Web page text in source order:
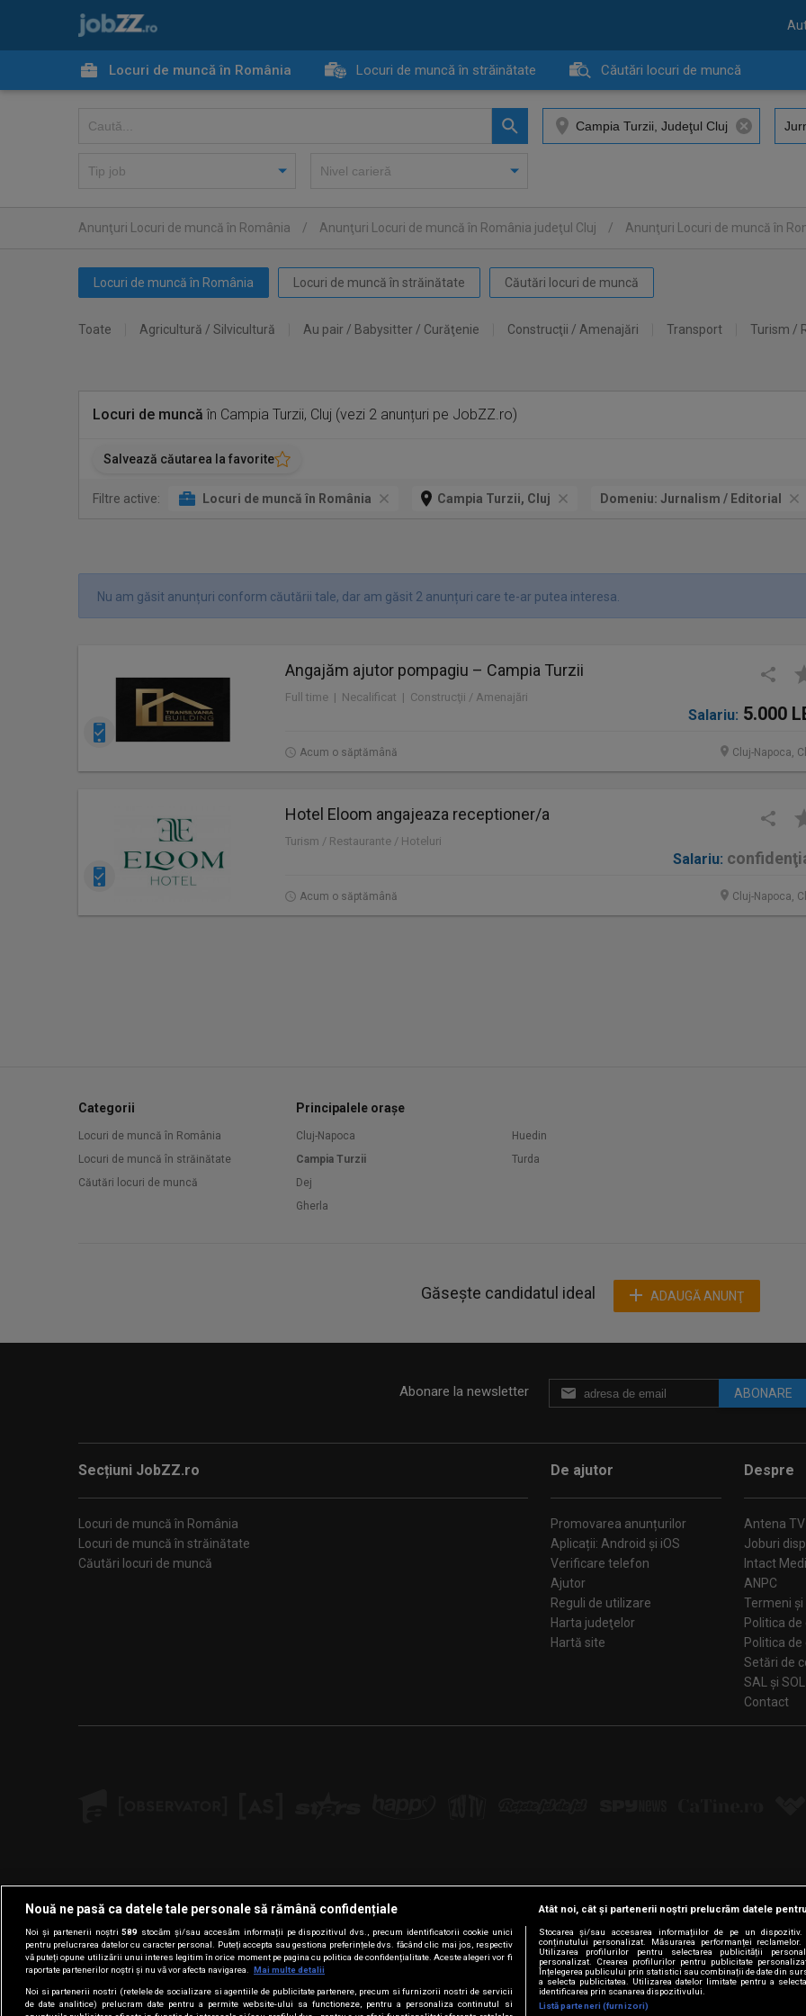
Locuri de muncă în România Locuri de muncă în străinătate Căutări locuri de muncă
Anunţuri Locuri de muncă în România / Anunţuri Locuri de muncă în România judeţul Cluj / Anunţuri Locuri de muncă în
Locuri de muncă în România Locuri de muncă în străinătate Căutări locuri de muncă
Toate Agricultură / Silvicultură Au pair / Babysitter / Curăţenie Construcţii / Amenajări Transport Turism /
Locuri de muncă în Campia Turzii, Cluj (vezi 2 anunțuri pe JobZZ.ro)
Salvează căutarea la favorite
Filtre active: Locuri de muncă în România Campia Turzii, Cluj Domeniu: Jurnalism / Editorial
Nu am găsit anunțuri conform căutării tale, dar am găsit 2 anunțuri care te-ar putea interesa.
Angajăm ajutor pompagiu – Campia Turzii
Full time | Necalificat | Construcţii / Amenajări
Salariu: 5.000
Acum o săptămână Cluj-Napoca,
Hotel Eloom angajeaza receptioner/a
Turism / Restaurante / Hoteluri
Salariu:
Acum o săptămână Cluj-Napoca,
Categorii
Locuri de muncă în România
Locuri de muncă în străinătate
Căutări locuri de muncă
Principalele orașe
Cluj-Napoca
Campia Turzii
Dej
Gherla
Huedin
Turda
Găsește candidatul ideal ADAUGĂ ANUNŢ
Abonare la newsletter ABONARE
Secțiuni JobZZ.ro
Locuri de muncă în România
Locuri de muncă în străinătate
Căutări locuri de muncă
De ajutor
Promovarea anunțurilor
Aplicații: Android și iOS
Verificare telefon
Ajutor
Reguli de utilizare
Harta judeţelor
Hartă site
Despre
Antena TV
Joburi
Intact
ANPC
Termeni și
Politica de
Politica
SAL și SOL
Contact
Urmărește-ne pe:
FacebookLinkedInYouTubeInstagramPinterestTiktok
© Intact Media Group
Nouă ne pasă ca datele tale personale să rămână confidențiale
Noi și partenerii noștri589 stocăm și/sau accesăm informații pe dispozitivul dvs., precum identificatorii cookie unici
pentru prelucrarea datelor cu caracter personal. Puteți accepta sau gestiona preferințele dvs. făcând clic mai jos, respectiv
vă puteți opune utilizării unui interes legitim în orice moment pe pagina cu politica de confidențialitate. Aceste alegeri vor fi
raportate partenerilor noștri și nu vă vor afecta navigarea.
Mai multe detalii
Noi si partenerii nostri (retelele de socializare si agentiile de publicitate partenere, precum si furnizorii nostri de servicii
de date analitice) prelucram date pentru a permite website-ului sa functioneze, pentru a personaliza continutul si
Atât noi, cât și partenerii noștri prelucrăm datele
Stocarea și/sau accesarea informațiilor de pe un
conținutului personalizat. Măsurarea performanței
Utilizarea profilurilor pentru selectarea publicității
personalizat. Crearea profilurilor pentru publicitate
Înțelegerea publicului prin statistici sau combinații de date din
a selecta publicitatea. Utilizarea datelor limitate pentru a
identificarea prin scanarea dispozitivului.
Listă parteneri (furnizori)